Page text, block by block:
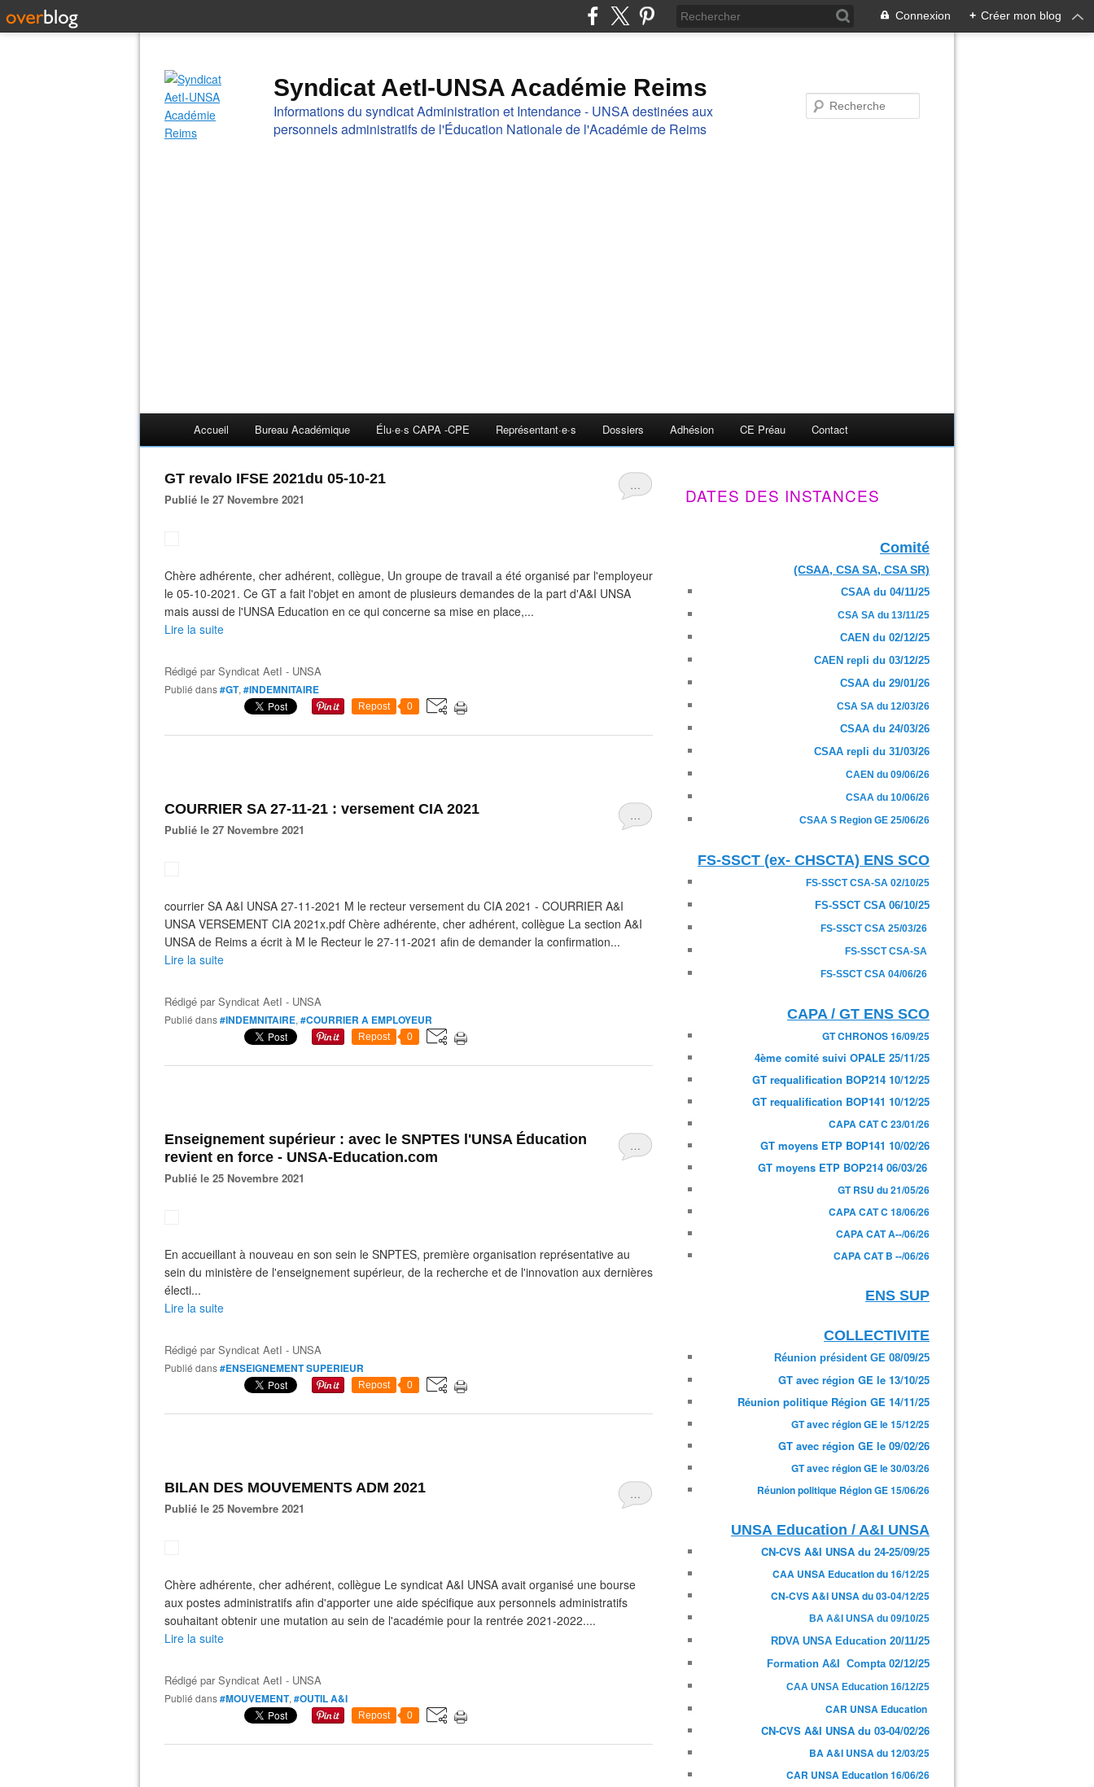
Connexion + Créer mon blog
Syndicat AetI-UNSA Académie Reims
Informations du syndicat Administration et Intendance - UNSA destinées aux
personnels administratifs de l'Éducation Nationale de l'Académie de Reims
Accueil Bureau Académique Élu·e·s CAPA -CPE Représentant·e·s Dossiers Adhésion CE Préau Contact
…
GT revalo IFSE 2021du 05-10-21
Publié le 27 Novembre 2021
Chère adhérente, cher adhérent, collègue, Un groupe de travail a été organisé par l'employeur
le 05-10-2021. Ce GT a fait l'objet en amont de plusieurs demandes de la part d'A&I UNSA
mais aussi de l'UNSA Education en ce qui concerne sa mise en place,...
Lire la suite
Rédigé parSyndicat AetI - UNSA
Publié dans#GT, #INDEMNITAIRE
Repost 0
…
COURRIER SA 27-11-21 : versement CIA 2021
Publié le 27 Novembre 2021
courrier SA A&I UNSA 27-11-2021 M le recteur versement du CIA 2021 - COURRIER A&I
UNSA VERSEMENT CIA 2021x.pdf Chère adhérente, cher adhérent, collègue La section A&I
UNSA de Reims a écrit à M le Recteur le 27-11-2021 afin de demander la confirmation...
Lire la suite
Rédigé parSyndicat AetI - UNSA
Publié dans#INDEMNITAIRE, #COURRIER A EMPLOYEUR
Repost 0
…
Enseignement supérieur : avec le SNPTES l'UNSA Éducation
revient en force - UNSA‑Education.com
Publié le 25 Novembre 2021
En accueillant à nouveau en son sein le SNPTES, première organisation représentative au
sein du ministère de l'enseignement supérieur, de la recherche et de l'innovation aux dernières
électi...
Lire la suite
Rédigé parSyndicat AetI - UNSA
Publié dans#ENSEIGNEMENT SUPERIEUR
Repost 0
…
BILAN DES MOUVEMENTS ADM 2021
Publié le 25 Novembre 2021
Chère adhérente, cher adhérent, collègue Le syndicat A&I UNSA avait organisé une bourse
aux postes administratifs afin d'apporter une aide spécifique aux personnels administratifs
souhaitant obtenir une mutation au sein de l'académie pour la rentrée 2021-2022....
Lire la suite
Rédigé parSyndicat AetI - UNSA
Publié dans#MOUVEMENT, #OUTIL A&I
Repost 0
DATES DES INSTANCES
Comité
(CSAA, CSA SA, CSA SR)
CSAA du 04/11/25
CSA SA du 13/11/25
CAEN du 02/12/25
CAEN repli du 03/12/25
CSAA du 29/01/26
CSA SA du 12/03/26
CSAA du 24/03/26
CSAA repli du 31/03/26
CAEN du 09/06/26
CSAA du 10/06/26
CSAA S Region GE 25/06/26
FS-SSCT (ex- CHSCTA) ENS SCO
FS-SSCT CSA-SA 02/10/25
FS-SSCT CSA 06/10/25
FS-SSCT CSA 25/03/26
FS-SSCT CSA-SA
FS-SSCT CSA 04/06/26
CAPA / GT ENS SCO
GT CHRONOS 16/09/25
4ème comité suivi OPALE 25/11/25
GT requalification BOP214 10/12/25
GT requalification BOP141 10/12/25
CAPA CAT C 23/01/26
GT moyens ETP BOP141 10/02/26
GT moyens ETP BOP214 06/03/26
GT RSU du 21/05/26
CAPA CAT C 18/06/26
CAPA CAT A--/06/26
CAPA CAT B --/06/26
ENS SUP
COLLECTIVITE
Réunion président GE 08/09/25
GT avec région GE le 13/10/25
Réunion politique Région GE 14/11/25
GT avec région GE le 15/12/25
GT avec région GE le 09/02/26
GT avec région GE le 30/03/26
Réunion politique Région GE 15/06/26
UNSA Education / A&I UNSA
CN-CVS A&I UNSA du 24-25/09/25
CAA UNSA Education du 16/12/25
CN-CVS A&I UNSA du 03-04/12/25
BA A&I UNSA du 09/10/25
RDVA UNSA Education 20/11/25
Formation A&I Compta 02/12/25
CAA UNSA Education 16/12/25
CAR UNSA Education
CN-CVS A&I UNSA du 03-04/02/26
BA A&I UNSA du 12/03/25
CAR UNSA Education 16/06/26